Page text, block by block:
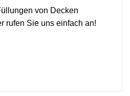
von Decken
rufen Sie uns einfach an!